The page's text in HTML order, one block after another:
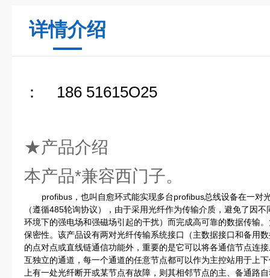
详情介绍
： 186 51615O25
★产品介绍
本产品*兼容西门子。
profibus，也叫自愈环式能实现多台profibus总线设备在一对
（遵循485轮询协议），由于采用光纤作为传输介质，避免了因
环境下的强电场和强磁场引起的干扰）而完成高可靠的数据传输
保密性。该产品设有两对光纤传输系统接口（主数据接口和备用
的点对点或直线链通信功能外，重要的是它可以将各通信节点连
互独立的通道，每一个通道的任意节点都可以作为主控站用于上
上有一处光纤断开或某节点有故障，则其相邻节点的主、备通路